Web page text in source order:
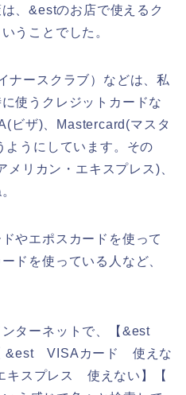
、&estのお店で使えるク
うことでした。
ナースクラブ）などは、私
使うクレジットカードな
ビザ)、Mastercard(マスタ
ようにしています。その
リカン・エキスプレス)、
やエポスカードを使って
ドを使っている人など、
ンターネットで、【&est
&est VISAカード 使えな
スプレス 使えない】【